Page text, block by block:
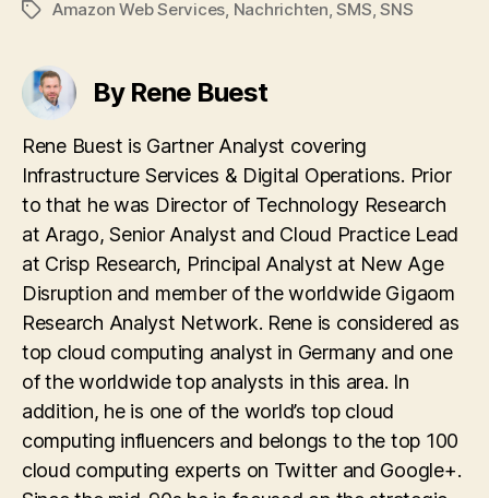
TagsAmazon Web Services Nachrichten ,SMS ,SNS
By Rene Buest
Rene Buest is Gartner Analyst covering
Infrastructure Services & Digital Operations. Prior
to that he was Director of Technology Research
at Arago, Senior Analyst and Cloud Practice Lead
at Crisp Research, Principal Analyst at New Age
Disruption and member of the worldwide Gigaom
Research Analyst Network. Rene is considered as
top cloud computing analyst in Germany and one
of the worldwide top analysts in this area. In
addition, he is one of the world’s top cloud
computing influencers and belongs to the top 100
cloud computing experts on Twitter and Google+.